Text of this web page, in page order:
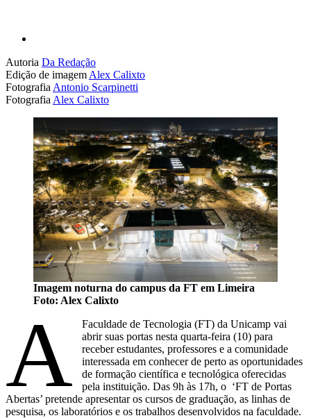
Autoria Da Redação
Edição de imagem Alex Calixto
Fotografia Antonio Scarpinetti
Fotografia Alex Calixto
Imagem noturna do campus da FT em Limeira
Foto: Alex Calixto
A
Faculdade de Tecnologia (FT) da Unicamp vai
abrir suas portas nesta quarta-feira (10) para
receber estudantes, professores e a comunidade
interessada em conhecer de perto as oportunidades
de formação científica e tecnológica oferecidas
pela instituição. Das 9h às 17h, o ‘FT de Portas
Abertas’ pretende apresentar os cursos de graduação, as linhas de
pesquisa, os laboratórios e os trabalhos desenvolvidos na faculdade.